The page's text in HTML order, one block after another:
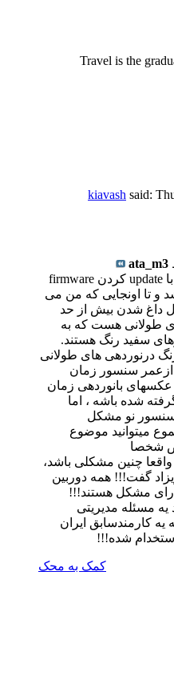
"Travel is the
kiavash said:
ata_m3
دوست عزیز قطعا که با update کردن firmware
و تا اونجایی که من می
داغ شدن بیش از حد
طولانی هست که به
سفید رنگ هستند.
درنوردهی های طولانی
سنسور زمان
عکسهای بانوردهی زمان
شده باشه ، اما
سنسور نو مشکل
میتوانید موضوع
شخصا
واقعا چنین مشکلی باشد،
گفت!!! همه دوربین
مشکل هستند!!!
یه مسئله مدیریتی
کارمندسابق ایران
شده!!!
کمک به محک